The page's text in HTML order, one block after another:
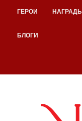
ГЕРОИ НАГРАДЫ
БЛОГИ